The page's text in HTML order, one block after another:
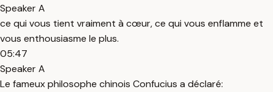
Speaker A
ce qui vous tient vraiment à cœur, ce qui vous enflamme et
vous enthousiasme le plus.
05:47
Speaker A
Le fameux philosophe chinois Confucius a déclaré: